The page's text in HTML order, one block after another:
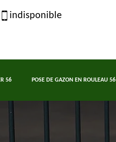
indisponible
56 POSE DE GAZON EN ROULEAU 56